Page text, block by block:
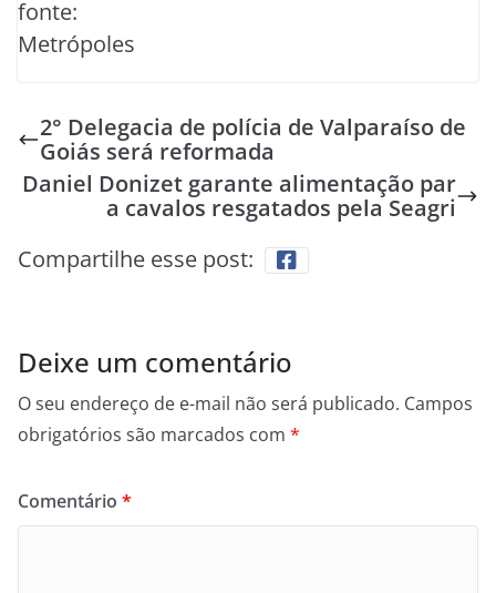
fonte:
Metrópoles
2° Delegacia de polícia de Valparaíso de
Goiás será reformada
Daniel Donizet garante alimentação par
a cavalos resgatados pela Seagri
Compartilhe esse post:
Deixe um comentário
O seu endereço de e-mail não será publicado. Campos
obrigatórios são marcados com *
Comentário *